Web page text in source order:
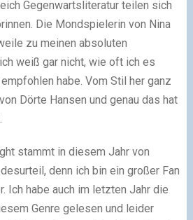
Gegenwartsliteratur teilen sich
Die Mondspielerin von Nina
zu meinen absoluten
weiß gar nicht, wie oft ich es
habe. Vom Stil her ganz
Dörte Hansen und genau das hat
stammt in diesem Jahr von
denn ich bin ein großer Fan
Ich habe auch im letzten Jahr die
Genre gelesen und leider